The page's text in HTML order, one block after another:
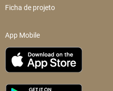
Ficha de projeto
App Mobile